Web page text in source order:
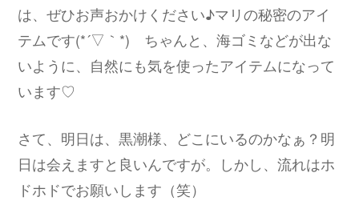
は、ぜひお声おかけください♪マリの秘密のアイ
テムです(*´▽｀*) ちゃんと、海ゴミなどが出な
いように、自然にも気を使ったアイテムになって
います♡
さて、明日は、黒潮様、どこにいるのかなぁ？明
日は会えますと良いんですが。しかし、流れはホ
ドホドでお願いします（笑）